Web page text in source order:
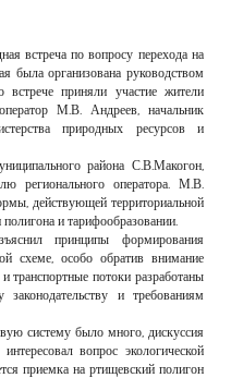
встреча по вопросу перехода на
была организована руководством
приняли участие жители
М.В. Андреев, начальник
природных ресурсов и
района С.В.Макогон,
регионального оператора. М.В.
действующей территориальной
и тарифообразовании.
принципы формирования
схеме, особо обратив внимание
транспортные потоки разработаны
и требованиям
систему было много, дискуссия
вопрос экологической
приемка на ртищевский полигон